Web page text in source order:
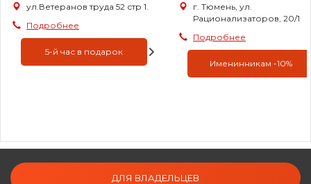
ул.Ветеранов труда 52 стр 1.
Подробнее
5-й час в подарок
г. Тюмень, ул.
Рационализаторов, 20/1
Подробнее
Именинникам -10%
ДЛЯ ВЛАДЕЛЬЦЕВ